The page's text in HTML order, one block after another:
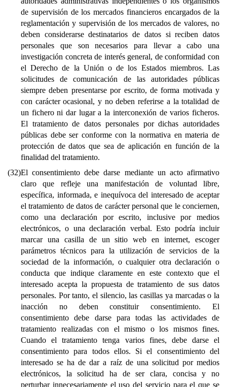
de supervisión de los mercados financieros encargados de la
reglamentación y supervisión de los mercados de valores, no
deben considerarse destinatarios de datos si reciben datos
personales que son necesarios para llevar a cabo una
investigación concreta de interés general, de conformidad con
el Derecho de la Unión o de los Estados miembros. Las
solicitudes de comunicación de las autoridades públicas
siempre deben presentarse por escrito, de forma motivada y
con carácter ocasional, y no deben referirse a la totalidad de
un fichero ni dar lugar a la interconexión de varios ficheros.
El tratamiento de datos personales por dichas autoridades
públicas debe ser conforme con la normativa en materia de
protección de datos que sea de aplicación en función de la
finalidad del tratamiento.
(32)El consentimiento debe darse mediante un acto afirmativo
claro que refleje una manifestación de voluntad libre,
específica, informada, e inequívoca del interesado de aceptar
el tratamiento de datos de carácter personal que le conciernen,
como una declaración por escrito, inclusive por medios
electrónicos, o una declaración verbal. Esto podría incluir
marcar una casilla de un sitio web en internet, escoger
parámetros técnicos para la utilización de servicios de la
sociedad de la información, o cualquier otra declaración o
conducta que indique claramente en este contexto que el
interesado acepta la propuesta de tratamiento de sus datos
personales. Por tanto, el silencio, las casillas ya marcadas o la
inacción no deben constituir consentimiento. El
consentimiento debe darse para todas las actividades de
tratamiento realizadas con el mismo o los mismos fines.
Cuando el tratamiento tenga varios fines, debe darse el
consentimiento para todos ellos. Si el consentimiento del
interesado se ha de dar a raíz de una solicitud por medios
electrónicos, la solicitud ha de ser clara, concisa y no
perturbar innecesariamente el uso del servicio para el que se